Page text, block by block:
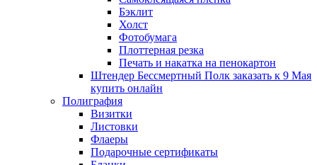
Бэклит
Холст
Фотобумага
Плоттерная резка
Печать и накатка на пенокартон
Штендер Бессмертный Полк заказать к 9 Мая
купить онлайн
Полиграфия
Визитки
Листовки
Флаеры
Подарочные сертификаты